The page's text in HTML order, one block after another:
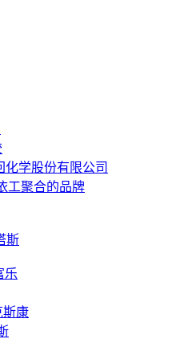
学股份有限公司
工聚合的品牌
斯
乐
斯康